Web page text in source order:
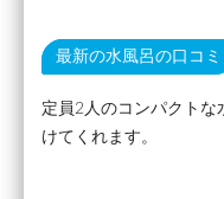
最新の水風呂の口コミ
定員2人のコンパクトな
けてくれます。